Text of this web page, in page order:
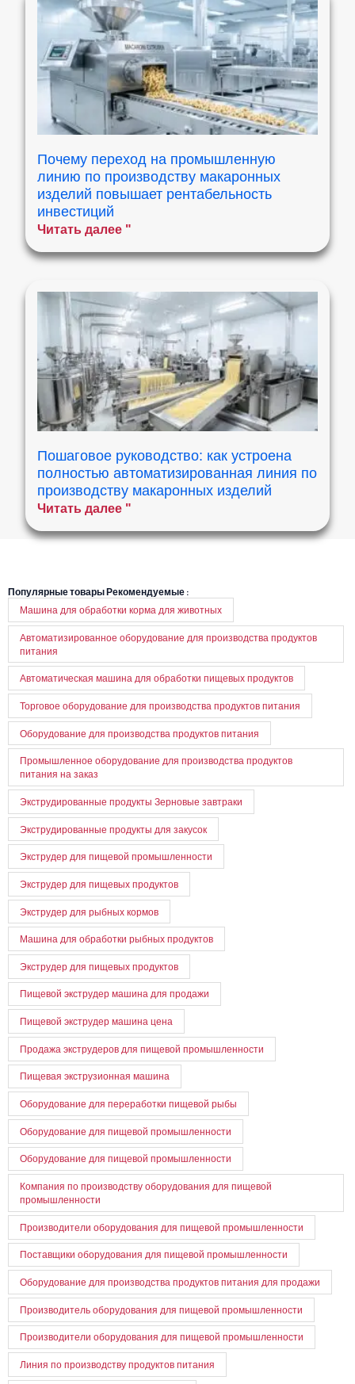
Почему переход на промышленную
линию по производству макаронных
изделий повышает рентабельность
инвестиций
Читать далее "
Пошаговое руководство: как устроена
полностью автоматизированная линия по
производству макаронных изделий
Читать далее "
Популярные товары Рекомендуемые :
Машина для обработки корма для животных
Автоматизированное оборудование для производства продуктов
питания
Автоматическая машина для обработки пищевых продуктов
Торговое оборудование для производства продуктов питания
Оборудование для производства продуктов питания
Промышленное оборудование для производства продуктов
питания на заказ
Экструдированные продукты Зерновые завтраки
Экструдированные продукты для закусок
Экструдер для пищевой промышленности
Экструдер для пищевых продуктов
Экструдер для рыбных кормов
Машина для обработки рыбных продуктов
Экструдер для пищевых продуктов
Пищевой экструдер машина для продажи
Пищевой экструдер машина цена
Продажа экструдеров для пищевой промышленности
Пищевая экструзионная машина
Оборудование для переработки пищевой рыбы
Оборудование для пищевой промышленности
Оборудование для пищевой промышленности
Компания по производству оборудования для пищевой
промышленности
Производители оборудования для пищевой промышленности
Поставщики оборудования для пищевой промышленности
Оборудование для производства продуктов питания для продажи
Производитель оборудования для пищевой промышленности
Производители оборудования для пищевой промышленности
Линия по производству продуктов питания